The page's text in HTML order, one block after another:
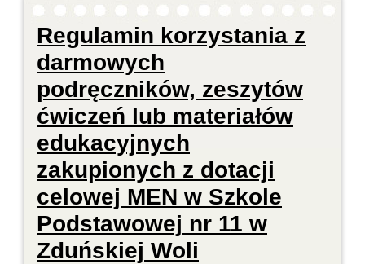
Regulamin korzystania z
darmowych
podręczników, zeszytów
ćwiczeń lub materiałów
edukacyjnych
zakupionych z dotacji
celowej MEN w Szkole
Podstawowej nr 11 w
Zduńskiej Woli